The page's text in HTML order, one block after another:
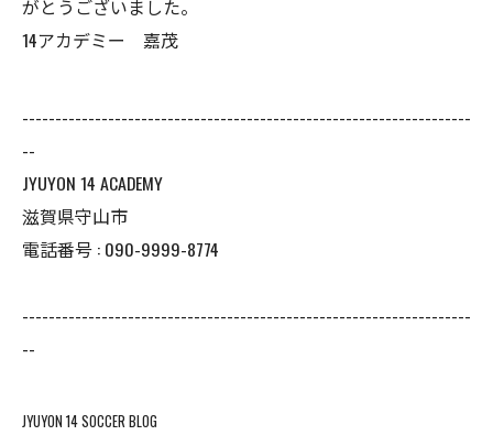
がとうございました。
14アカデミー 嘉茂
--------------------------------------------------------------------
--
JYUYON 14 ACADEMY
滋賀県守山市
電話番号 : 090-9999-8774
--------------------------------------------------------------------
--
JYUYON 14 SOCCER BLOG